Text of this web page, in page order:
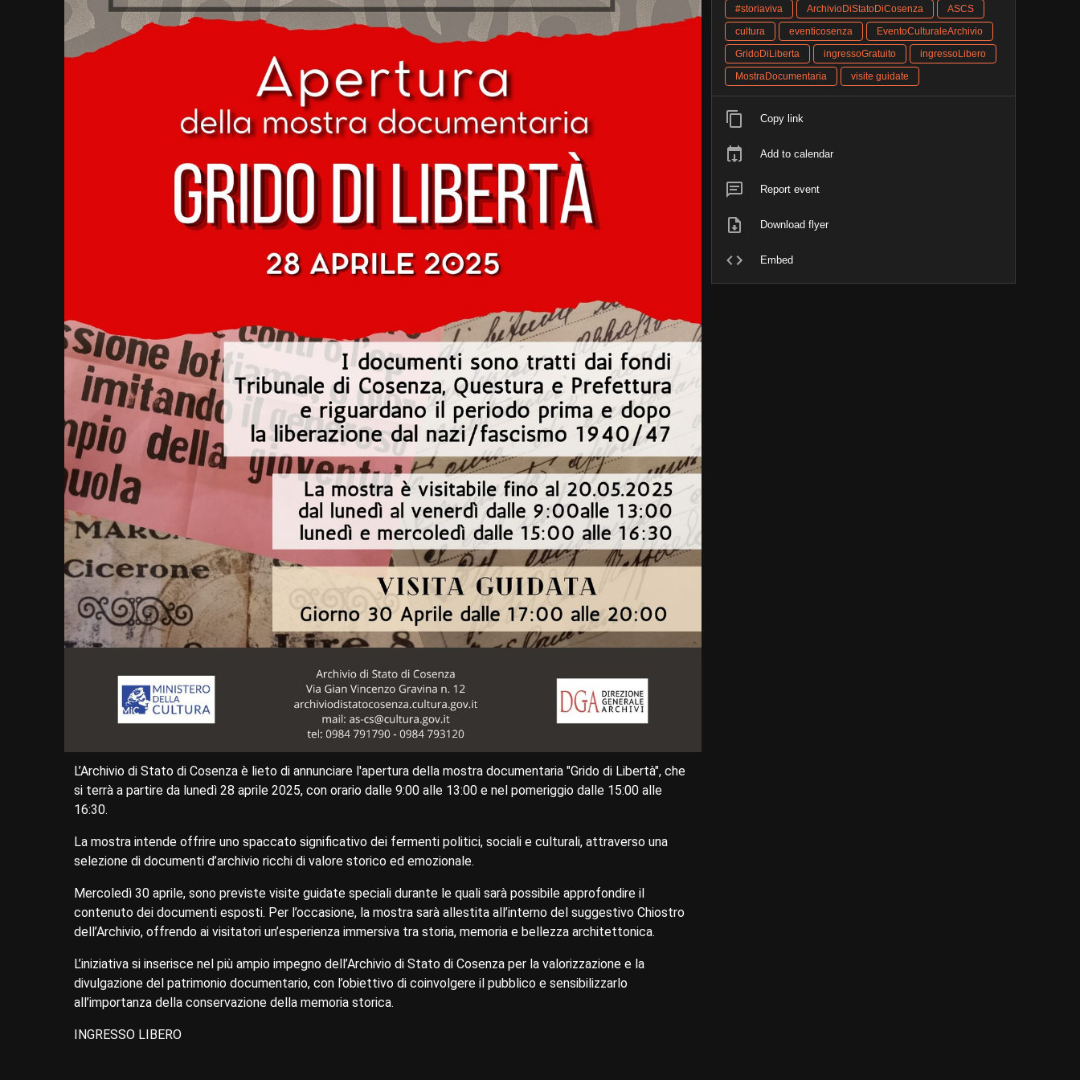
L’Archivio di Stato di Cosenza è lieto di annunciare l'apertura della mostra documentaria "Grido di Libertà", che
si terrà a partire da lunedì 28 aprile 2025, con orario dalle 9:00 alle 13:00 e nel pomeriggio dalle 15:00 alle
16:30.
La mostra intende offrire uno spaccato significativo dei fermenti politici, sociali e culturali, attraverso una
selezione di documenti d’archivio ricchi di valore storico ed emozionale.
Mercoledì 30 aprile, sono previste visite guidate speciali durante le quali sarà possibile approfondire il
contenuto dei documenti esposti. Per l’occasione, la mostra sarà allestita all’interno del suggestivo Chiostro
dell’Archivio, offrendo ai visitatori un’esperienza immersiva tra storia, memoria e bellezza architettonica.
L’iniziativa si inserisce nel più ampio impegno dell’Archivio di Stato di Cosenza per la valorizzazione e la
divulgazione del patrimonio documentario, con l’obiettivo di coinvolgere il pubblico e sensibilizzarlo
all’importanza della conservazione della memoria storica.
INGRESSO LIBERO
#storiaviva ArchivioDiStatoDiCosenza
ASCS
cultura
eventicosenza
EventoCulturaleArchivio
GridoDiLiberta
ingressoGratuito
ingressoLibero
MostraDocumentaria
visite guidate
Copy link
Add to calendar
Report event
Download flyer
Embed